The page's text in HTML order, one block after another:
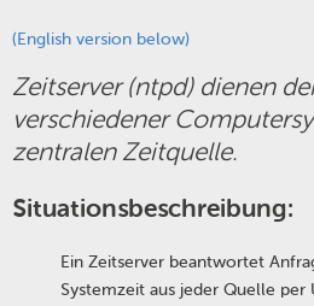
(English version below)
Zeitserver (ntpd) dienen
verschiedener
zentralen Zeitquelle.
Situationsbeschreibung:
Ein Zeitserver beantwortet
Systemzeit aus jeder Quelle per